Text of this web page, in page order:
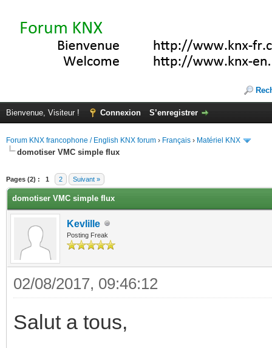
Bienvenue, Visiteur ! Connexion S’enregistrer
Forum KNX francophone / English KNX forum › Français › Matériel KNX
domotiser VMC simple flux
Pages (2) : 1 2 Suivant »
domotiser VMC simple flux
Kevlille
Posting Freak
02/08/2017, 09:46:12
Salut a tous,